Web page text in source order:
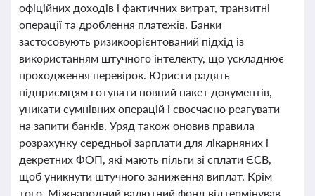
офіційних доходів і фактичних витрат, транзитні
операції та дроблення платежів. Банки
застосовують ризикоорієнтований підхід із
використанням штучного інтелекту, що ускладнює
проходження перевірок. Юристи радять
підприємцям готувати повний пакет документів,
уникати сумнівних операцій і своєчасно реагувати
на запити банків. Уряд також оновив правила
розрахунку середньої зарплати для лікарняних і
декретних ФОП, які мають пільги зі сплати ЄСВ,
щоб уникнути штучного заниження виплат. Крім
того, Міжнародний валютний фонд відтермінував